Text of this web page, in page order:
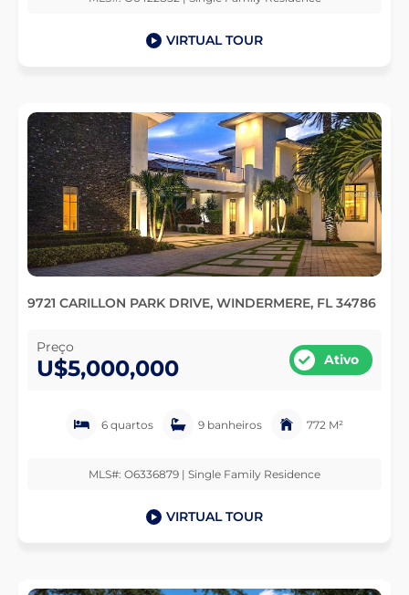
VIRTUAL TOUR
9721 CARILLON PARK DRIVE, WINDERMERE, FL 34786
Preço
U$5,000,000 Ativo
6 quartos 9 banheiros 772 M²
MLS#: O6336879 | Single Family Residence
VIRTUAL TOUR